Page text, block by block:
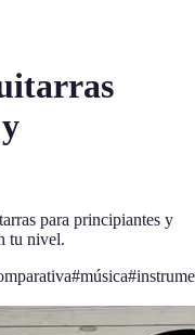
para principiantes y
tu nivel.
#música#